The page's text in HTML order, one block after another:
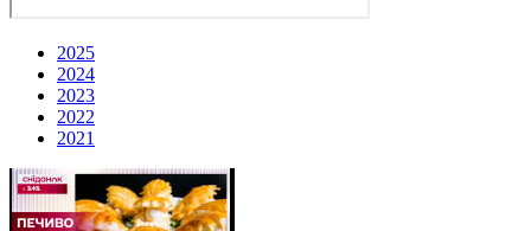
2025
2024
2023
2022
2021